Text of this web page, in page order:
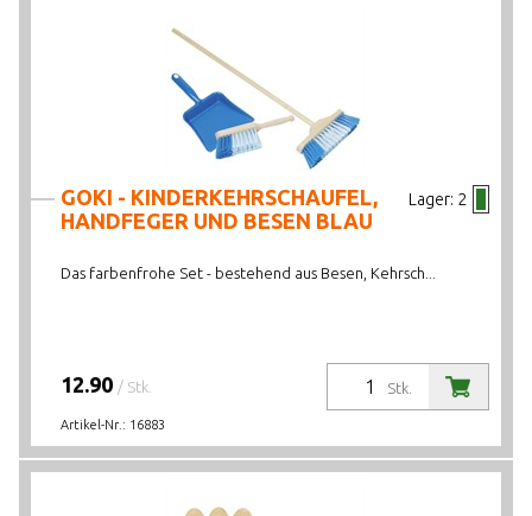
Lager: 2
GOKI - KINDERKEHRSCHAUFEL,
HANDFEGER UND BESEN BLAU
Das farbenfrohe Set - bestehend aus Besen, Kehrsch...
Stk.
12.90 / Stk.
Artikel-Nr.: 16883